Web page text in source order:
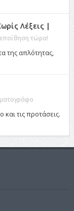
Λέξεις |
τώρα!
της απλότητας,
τις προτάσεις.